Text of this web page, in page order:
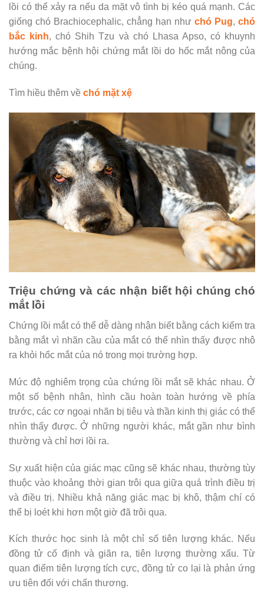
lồi có thể xảy ra nếu da mặt vô tình bị kéo quá mạnh. Các
giống chó Brachiocephalic, chẳng hạn như chó Pug, chó
bắc kinh, chó Shih Tzu và chó Lhasa Apso, có khuynh
hướng mắc bệnh hội chứng mắt lồi do hốc mắt nông của
chúng.
Tìm hiều thêm về chó mặt xệ
Triệu chứng và các nhận biết hội chúng chó
mắt lồi
Chứng lồi mắt có thể dễ dàng nhận biết bằng cách kiểm tra
bằng mắt vì nhãn cầu của mắt có thể nhìn thấy được nhô
ra khỏi hốc mắt của nó trong mọi trường hợp.
Mức độ nghiêm trọng của chứng lồi mắt sẽ khác nhau. Ở
một số bệnh nhân, hình cầu hoàn toàn hướng về phía
trước, các cơ ngoại nhãn bị tiêu và thần kinh thị giác có thể
nhìn thấy được. Ở những người khác, mắt gần như bình
thường và chỉ hơi lồi ra.
Sự xuất hiện của giác mạc cũng sẽ khác nhau, thường tùy
thuộc vào khoảng thời gian trôi qua giữa quá trình điều trị
và điều trị. Nhiều khả năng giác mạc bị khô, thậm chí có
thể bị loét khi hơn một giờ đã trôi qua.
Kích thước học sinh là một chỉ số tiên lượng khác. Nếu
đồng tử cố định và giãn ra, tiên lượng thường xấu. Từ
quan điểm tiên lượng tích cực, đồng tử co lại là phản ứng
ưu tiên đối với chấn thương.